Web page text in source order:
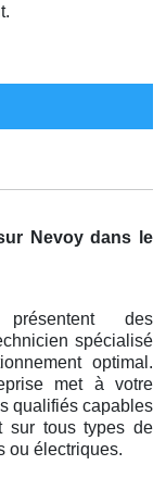
Nevoy dans le
des
spécialisé
optimal.
met à votre
qualifiés capables
sur tous types de
ou électriques.